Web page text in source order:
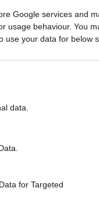
Google services and
usage behaviour. You
use your data for below
data.
for Targeted